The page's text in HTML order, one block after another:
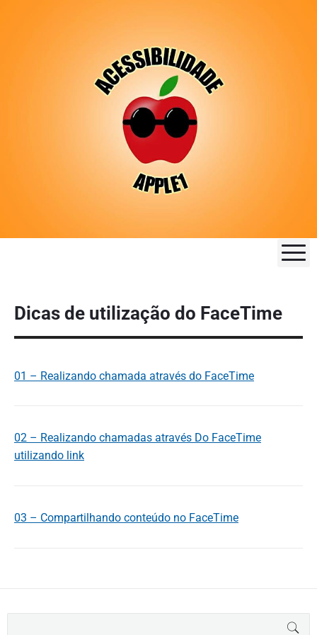
Dicas de utilização do FaceTime
01 – Realizando chamada através do FaceTime
02 – Realizando chamadas através Do FaceTime
utilizando link
03 – Compartilhando conteúdo no FaceTime